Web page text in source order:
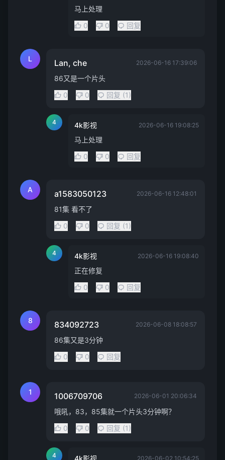
马上处理
0
0 回复
L Lan, che 2026-06-16 17:39:06
86又是一个片头
0
0 回复 (1)
4 4k影视 2026-06-16 19:08:25
马上处理
0
0 回复
A a1583050123 2026-06-16 12:48:01
81集 看不了
0
0 回复 (1)
4 4k影视 2026-06-16 19:08:40
正在修复
0
0 回复
8 834092723 2026-06-08 18:08:57
86集又是3分钟
0
0 回复
1 1006709706 2026-06-01 20:06:34
哦吼，83，85集就一个片头3分钟啊？
0
0 回复 (1)
4 2026-06-02 10:54:25